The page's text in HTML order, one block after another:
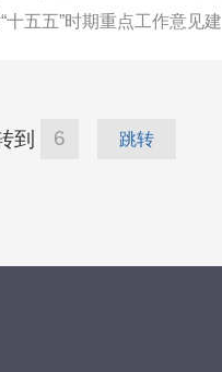
五五”时期重点工作意见建
到 跳转